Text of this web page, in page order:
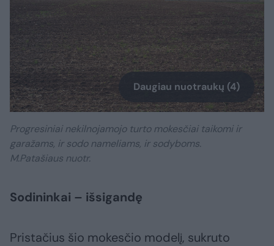
Daugiau nuotraukų (4)
Progresiniai nekilnojamojo turto mokesčiai taikomi ir
garažams, ir sodo nameliams, ir sodyboms.
M.Patašiaus nuotr.
Sodininkai – išsigandę
Pristačius šio mokesčio modelį, sukruto